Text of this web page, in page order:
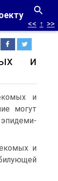
<< ↑ >>
и
и
могут
и